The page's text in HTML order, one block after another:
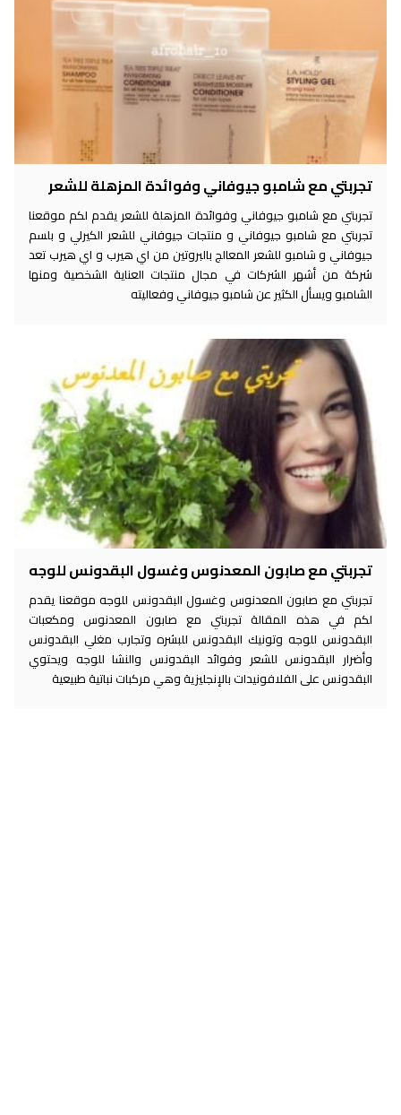
تجربتي مع شامبو جيوفاني وفوائدة المزهلة للشعر
تجربتي مع شامبو جيوفاني وفوائدة المزهلة للشعر يقدم لكم موقعنا
تجربتي مع شامبو جيوفاني و منتجات جيوفاني للشعر الكيرلي و بلسم
جيوفاني و شامبو للشعر المعالج بالبروتين من اي هيرب و اي هيرب تعد
شركة من أشهر الشركات في مجال منتجات العناية الشخصية ومنها
الشامبو ويسأل الكثير عن شامبو جيوفاني وفعاليته
تجربتي مع صابون المعدنوس وغسول البقدونس للوجه
تجربتي مع صابون المعدنوس وغسول البقدونس للوجه موقعنا يقدم
لكم في هذه المقالة تجربتي مع صابون المعدنوس ومكعبات
البقدونس للوجه وتونيك البقدونس للبشره وتجارب مغلي البقدونس
وأضرار البقدونس للشعر وفوائد البقدونس والنشا للوجه ويحتوي
البقدونس على الفلافونيدات بالإنجليزية وهي مركبات نباتية طبيعية